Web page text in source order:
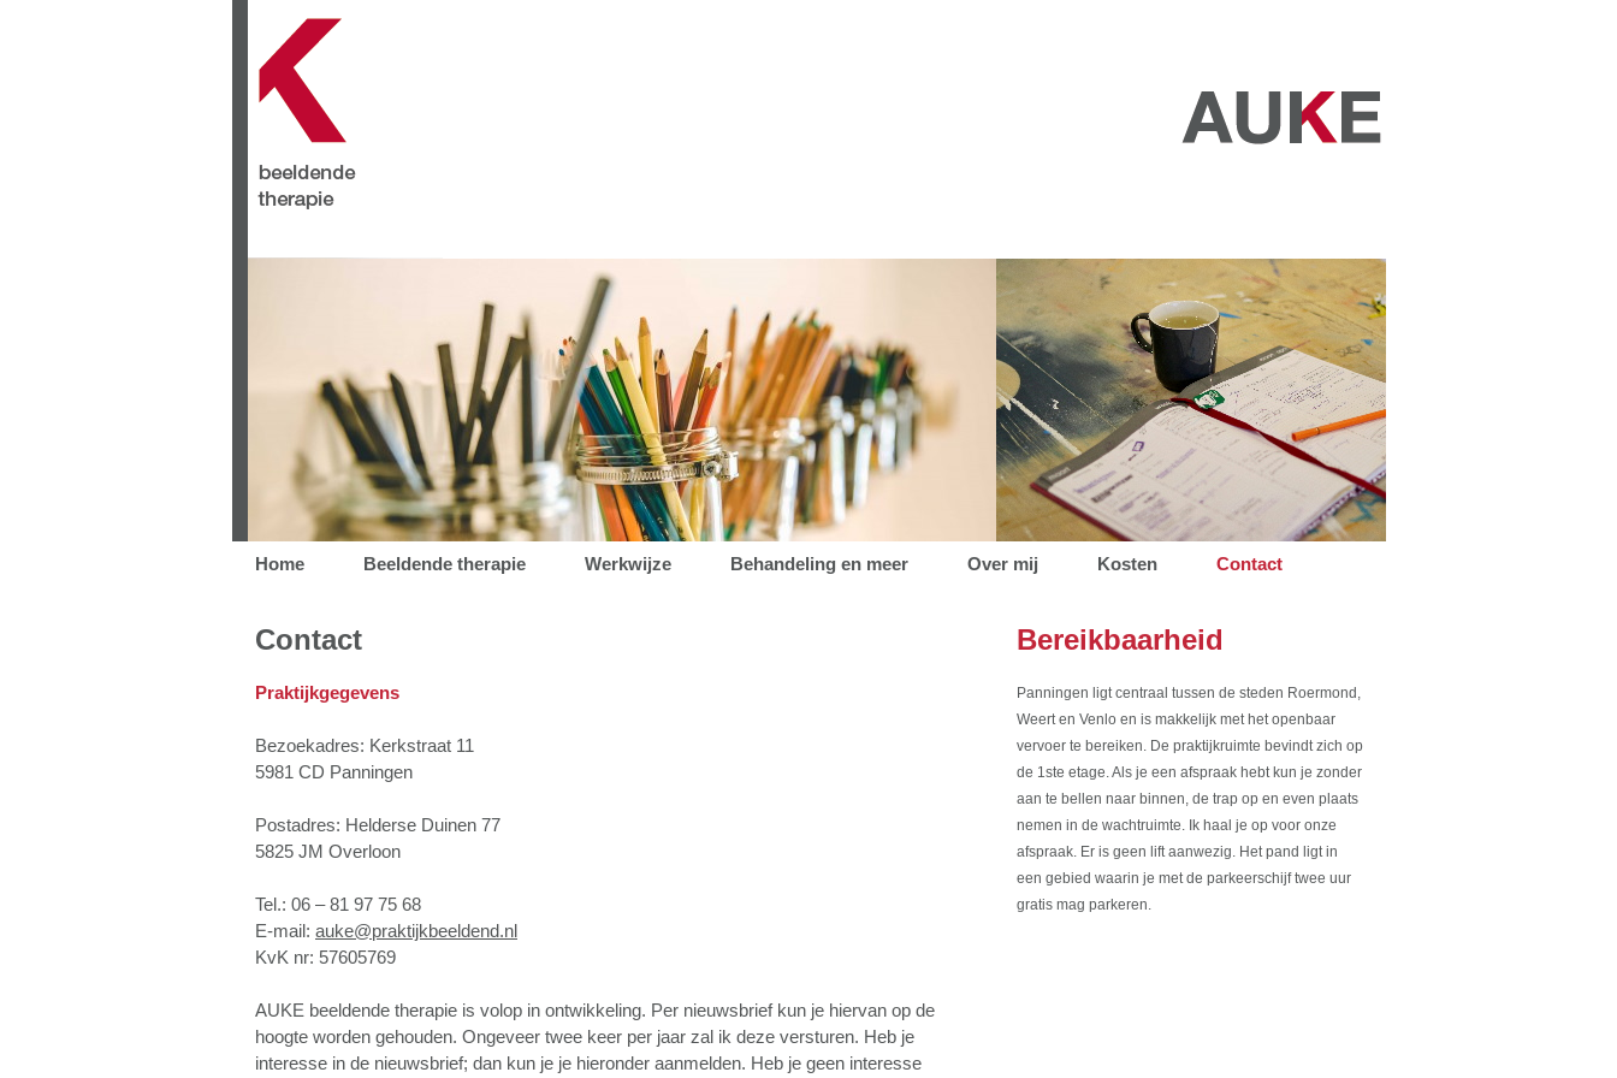
Skip
content
Home Beeldende therapie Werkwijze Behandeling en meer Over mij Kosten Contact
Contact
Praktijkgegevens
Bezoekadres: Kerkstraat 11
5981 CD Panningen
Postadres: Helderse Duinen 77
5825 JM Overloon
Tel.: 06 – 81 97 75 68
E-mail: auke@praktijkbeeldend.nl
KvK nr: 57605769
AUKE beeldende therapie is volop in ontwikkeling. Per nieuwsbrief kun je hiervan op de
hoogte worden gehouden. Ongeveer twee keer per jaar zal ik deze versturen. Heb je
interesse in de nieuwsbrief; dan kun je je hieronder aanmelden. Heb je geen interesse
Bereikbaarheid
Panningen ligt centraal tussen de steden Roermond,
Weert en Venlo en is makkelijk met het openbaar
vervoer te bereiken. De praktijkruimte bevindt zich op
de 1ste etage. Als je een afspraak hebt kun je zonder
aan te bellen naar binnen, de trap op en even plaats
nemen in de wachtruimte. Ik haal je op voor onze
afspraak. Er is geen lift aanwezig. Het pand ligt in
een gebied waarin je met de parkeerschijf twee uur
gratis mag parkeren.